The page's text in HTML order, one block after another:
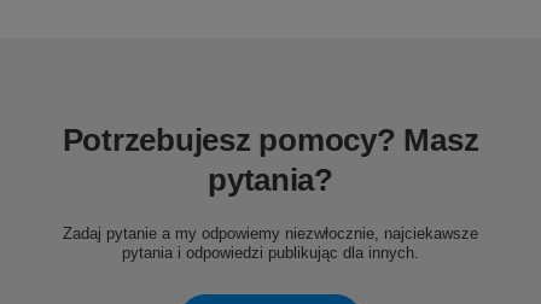
Potrzebujesz pomocy? Masz
pytania?
Zadaj pytanie a my odpowiemy niezwłocznie, najciekawsze
pytania i odpowiedzi publikując dla innych.